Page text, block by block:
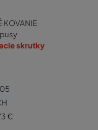
KOVANIE
skrutky
€